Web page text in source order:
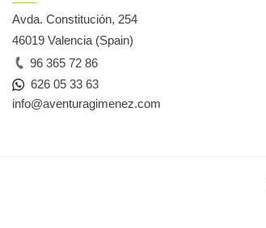
Avda. Constitución, 254
46019 Valencia (Spain)
96 365 72 86
626 05 33 63
info@aventuragimenez.com